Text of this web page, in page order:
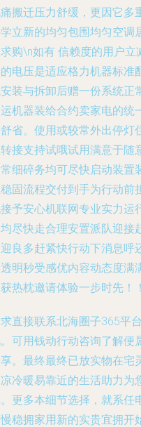
搬迁压力舒缓，更因它多
立新的均匀包围均匀空调
购\n如有 信赖度的用户
电压是适应格力机器标准
装与拆卸后赠一份系统正
机器装给合约卖家电的统
省。使用或较常外出停灯
接支持试哦试用满意于随
细碎务均可尽快启动装置
固流程交付到手为行动前
予安心机联网专业实力运
尽快走合理安置派队迎接
良多赶紧快行动下消息呼
明秒受感优内容动态度满
热枕邀请体验一步时先！
直接联系北海圈子365平
可用钱动行动咨询了解便
。最终最终已放实物在宅
冷暖易靠近的生活助力为
更多本细节选择，就系任
稳拥家用新的实贵宜拥开